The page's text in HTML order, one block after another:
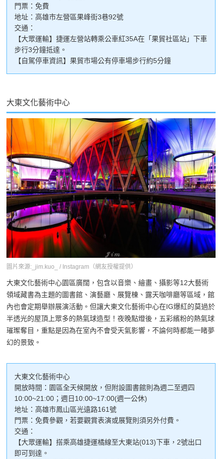
門票：免費
地址：高雄市左營區果峰街3巷92號
交通：
【大眾運輸】捷運左營站轉乘公車紅35A在「果貿社區站」下車
步行3分鐘抵達。
【自駕停車資訊】果貿市場公有停車場步行約5分鐘
大東文化藝術中心
圖片來源:_jim.kuo_ / Instagram（網友授權提供）
大東文化藝術中心園區廣闊，包含以音樂、繪畫、攝影等12大藝術
領域藏書為主題的圖書館、演藝廳、展覽棟、露天咖啡廳等區域，館
內也會定期舉辦展演活動。但讓大東文化藝術中心在IG爆紅的莫過於
半透光的屋頂上眾多的熱氣球造型！夜晚點燈後，五彩繽粉的熱氣球
璀璨奪目，重點是因為在室內不會受天氣影響，不論何時都能一睹夢
幻的景致。
大東文化藝術中心
開放時間：園區全天候開放，但附設圖書館則為週二至週四
10:00~21:00；週日10:00~17:00(週一公休)
地址：高雄市鳳山區光遠路161號
門票：免費參觀，若要觀賞表演或展覽則須另外付費。
交通：
【大眾運輸】搭乘高雄捷運橘線至大東站(013)下車，2號出口
即可到達。